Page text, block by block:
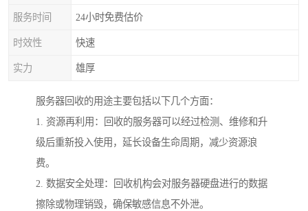
服务时间 24小时免费估价
时效性 快速
实力 雄厚
服务器回收的用途主要包括以下几个方面：
1. 资源再利用：回收的服务器可以经过检测、维修和升
级后重新投入使用，延长设备生命周期，减少资源浪
费。
2. 数据安全处理：回收机构会对服务器硬盘进行的数据
擦除或物理销毁，确保敏感信息不外泄。